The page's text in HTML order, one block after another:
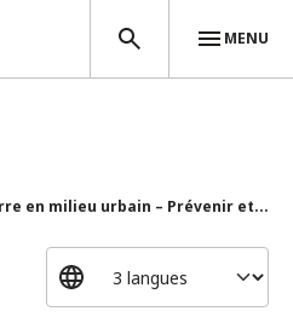
MENU
en milieu urbain – Prévenir et...